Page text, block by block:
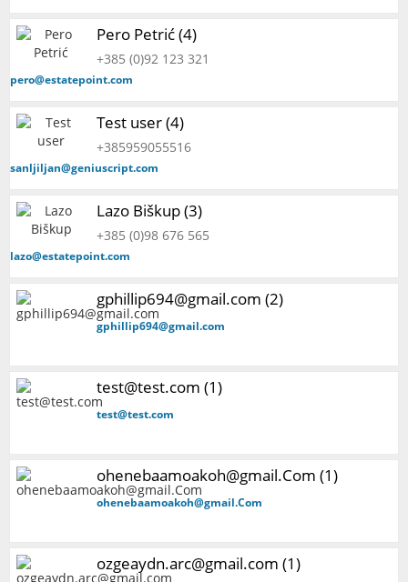
Pero Petrić (4)
+385 (0)92 123 321
pero@estatepoint.com
Test user (4)
+385959055516
sanljiljan@geniuscript.com
Lazo Biškup (3)
+385 (0)98 676 565
lazo@estatepoint.com
gphillip694@gmail.com (2)
gphillip694@gmail.com
test@test.com (1)
test@test.com
ohenebaamoakoh@gmail.Com (1)
ohenebaamoakoh@gmail.Com
ozgeaydn.arc@gmail.com (1)